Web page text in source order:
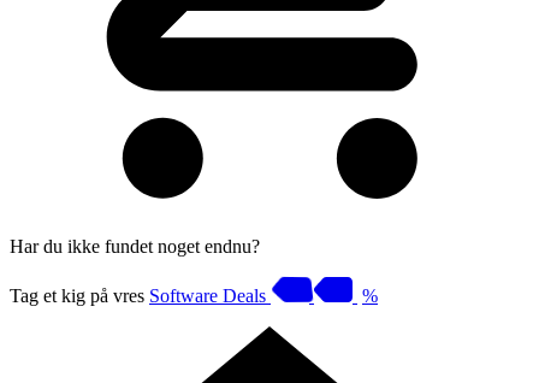
Har du ikke fundet noget endnu?
Tag et kig på vres Software Deals %